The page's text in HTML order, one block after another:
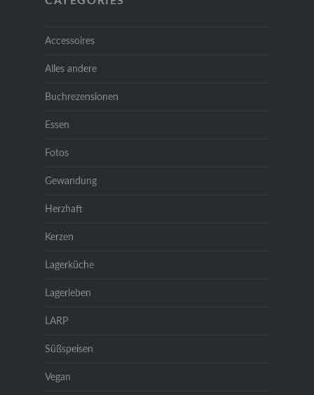
Accessoires
Alles andere
Buchrezensionen
Essen
Fotos
Gewandung
Herzhaft
Kerzen
Lagerküche
Lagerleben
LARP
Süßspeisen
Vegan